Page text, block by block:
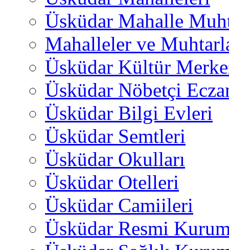
Üsküdar Mahalle
Mahalleler ve
Üsküdar Kültür
Üsküdar Nöbetçi
Üsküdar Bilgi Evleri
Üsküdar Semtleri
Üsküdar Okulları
Üsküdar Otelleri
Üsküdar Camiileri
Üsküdar Resmi